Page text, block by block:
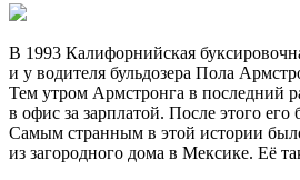
В 1993 Калифорнийская
и у водителя бульдозера Пола
Тем утром Армстронга в последний
в офис за зарплатой. После этого
Самым странным в этой истории было
из загородного дома в Мексике. Её